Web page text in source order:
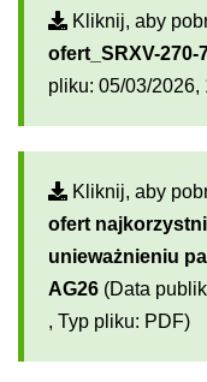
Kliknij, aby
ofert_SRXV-270-
pliku: 05/03/2026,
Kliknij, aby
ofert
unieważnieniu
AG26 (Data
, Typ pliku: PDF)